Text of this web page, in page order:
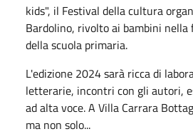
kids", il Festival della cultura
Bardolino, rivolto ai bambini nella
della scuola primaria.
L'edizione 2024 sarà ricca di
letterarie, incontri con gli autori,
ad alta voce. A Villa Carrara
ma non solo...